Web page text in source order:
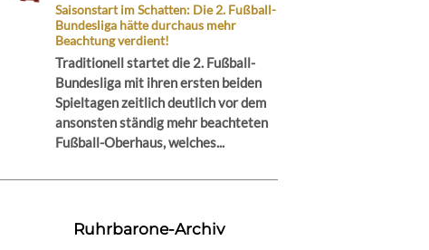
Saisonstart im Schatten: Die 2. Fußball-
Bundesliga hätte durchaus mehr
Beachtung verdient!
Traditionell startet die 2. Fußball-
Bundesliga mit ihren ersten beiden
Spieltagen zeitlich deutlich vor dem
ansonsten ständig mehr beachteten
Fußball-Oberhaus, welches...
Ruhrbarone-Archiv